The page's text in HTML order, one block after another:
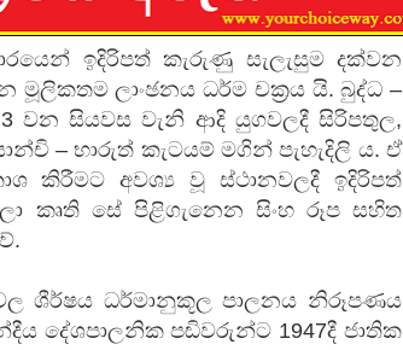
ඉදිරිපත් කැරුණු සැලැසුම දක්වන
මූලිකතම ලාංඡනය ධර්ම චක්‍රය යි. බුද්ධ –
වන සියවස වැනි ආදි යුගවලදී සිරිපතුල,
– භාරුත් කැටයම් මගින් පැහැදිලි ය. ඒ
කිරීමට අවශ්‍ය වූ ස්ථානවලදී ඉදිරිපත්
කෘති සේ පිළිගැනෙන සිංහ රූප සහිත
ශීර්ෂය ධර්මානුකූල පාලනය නිරූපණය
දේශපාලනික පඬිවරුන්ට 1947දී ජාතික